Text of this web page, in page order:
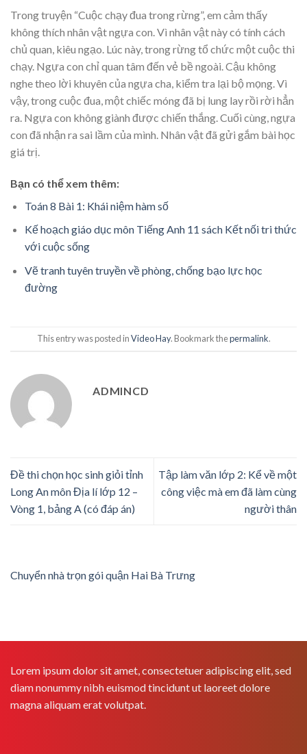
Trong truyện “Cuộc chạy đua trong rừng”, em cảm thấy
không thích nhân vật ngựa con. Vì nhân vật này có tính cách
chủ quan, kiêu ngạo. Lúc này, trong rừng tổ chức một cuộc thi
chạy. Ngựa con chỉ quan tâm đến vẻ bề ngoài. Cậu không
nghe theo lời khuyên của ngựa cha, kiểm tra lại bộ mọng. Vì
vậy, trong cuộc đua, một chiếc móng đã bị lung lay rồi rời hẳn
ra. Ngựa con không giành được chiến thắng. Cuối cùng, ngựa
con đã nhận ra sai lầm của mình. Nhân vật đã gửi gắm bài học
giá trị.
Bạn có thể xem thêm:
Toán 8 Bài 1: Khái niệm hàm số
Kế hoạch giáo dục môn Tiếng Anh 11 sách Kết nối tri thức
với cuộc sống
Vẽ tranh tuyên truyền về phòng, chống bạo lực học
đường
This entry was posted inVideo Hay. Bookmark thepermalink.
ADMINCD
Đề thi chọn học sinh giỏi tỉnh
Long An môn Địa lí lớp 12 –
Vòng 1, bảng A (có đáp án)
Tập làm văn lớp 2: Kể về một
công việc mà em đã làm cùng
người thân
Chuyển nhà trọn gói quận Hai Bà Trưng
Lorem ipsum dolor sit amet, consectetuer adipiscing elit, sed
diam nonummy nibh euismod tincidunt ut laoreet dolore
magna aliquam erat volutpat.